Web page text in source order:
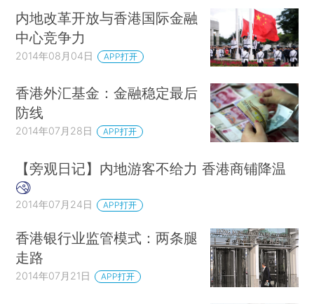
内地改革开放与香港国际金融
中心竞争力
2014年08月04日 APP打开
香港外汇基金：金融稳定最后
防线
2014年07月28日 APP打开
【旁观日记】内地游客不给力 香港商铺降温
2014年07月24日 APP打开
香港银行业监管模式：两条腿
走路
2014年07月21日 APP打开